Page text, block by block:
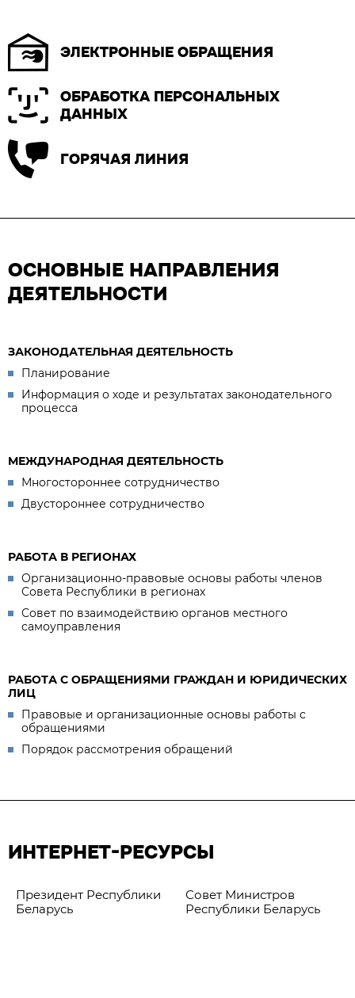
ЭЛЕКТРОННЫЕ ОБРАЩЕНИЯ
ОБРАБОТКА ПЕРСОНАЛЬНЫХ
ДАННЫХ
ГОРЯЧАЯ ЛИНИЯ
ОСНОВНЫЕ НАПРАВЛЕНИЯ
ДЕЯТЕЛЬНОСТИ
ЗАКОНОДАТЕЛЬНАЯ ДЕЯТЕЛЬНОСТЬ
Планирование
Информация о ходе и результатах законодательного
процесса
МЕЖДУНАРОДНАЯ ДЕЯТЕЛЬНОСТЬ
Многостороннее сотрудничество
Двустороннее сотрудничество
РАБОТА В РЕГИОНАХ
Организационно-правовые основы работы членов
Совета Республики в регионах
Совет по взаимодействию органов местного
самоуправления
РАБОТА С ОБРАЩЕНИЯМИ ГРАЖДАН И ЮРИДИЧЕСКИХ
ЛИЦ
Правовые и организационные основы работы с
обращениями
Порядок рассмотрения обращений
ИНТЕРНЕТ-РЕСУРСЫ
Президент Республики
Беларусь
Совет Министров
Республики Беларусь